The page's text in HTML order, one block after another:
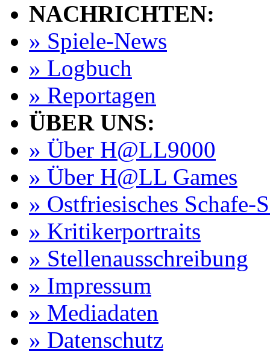
NACHRICHTEN:
» Spiele-News
» Logbuch
» Reportagen
ÜBER UNS:
» Über H@LL9000
» Über H@LL Games
» Ostfriesisches Schafe-
» Kritikerportraits
» Stellenausschreibung
» Impressum
» Mediadaten
» Datenschutz